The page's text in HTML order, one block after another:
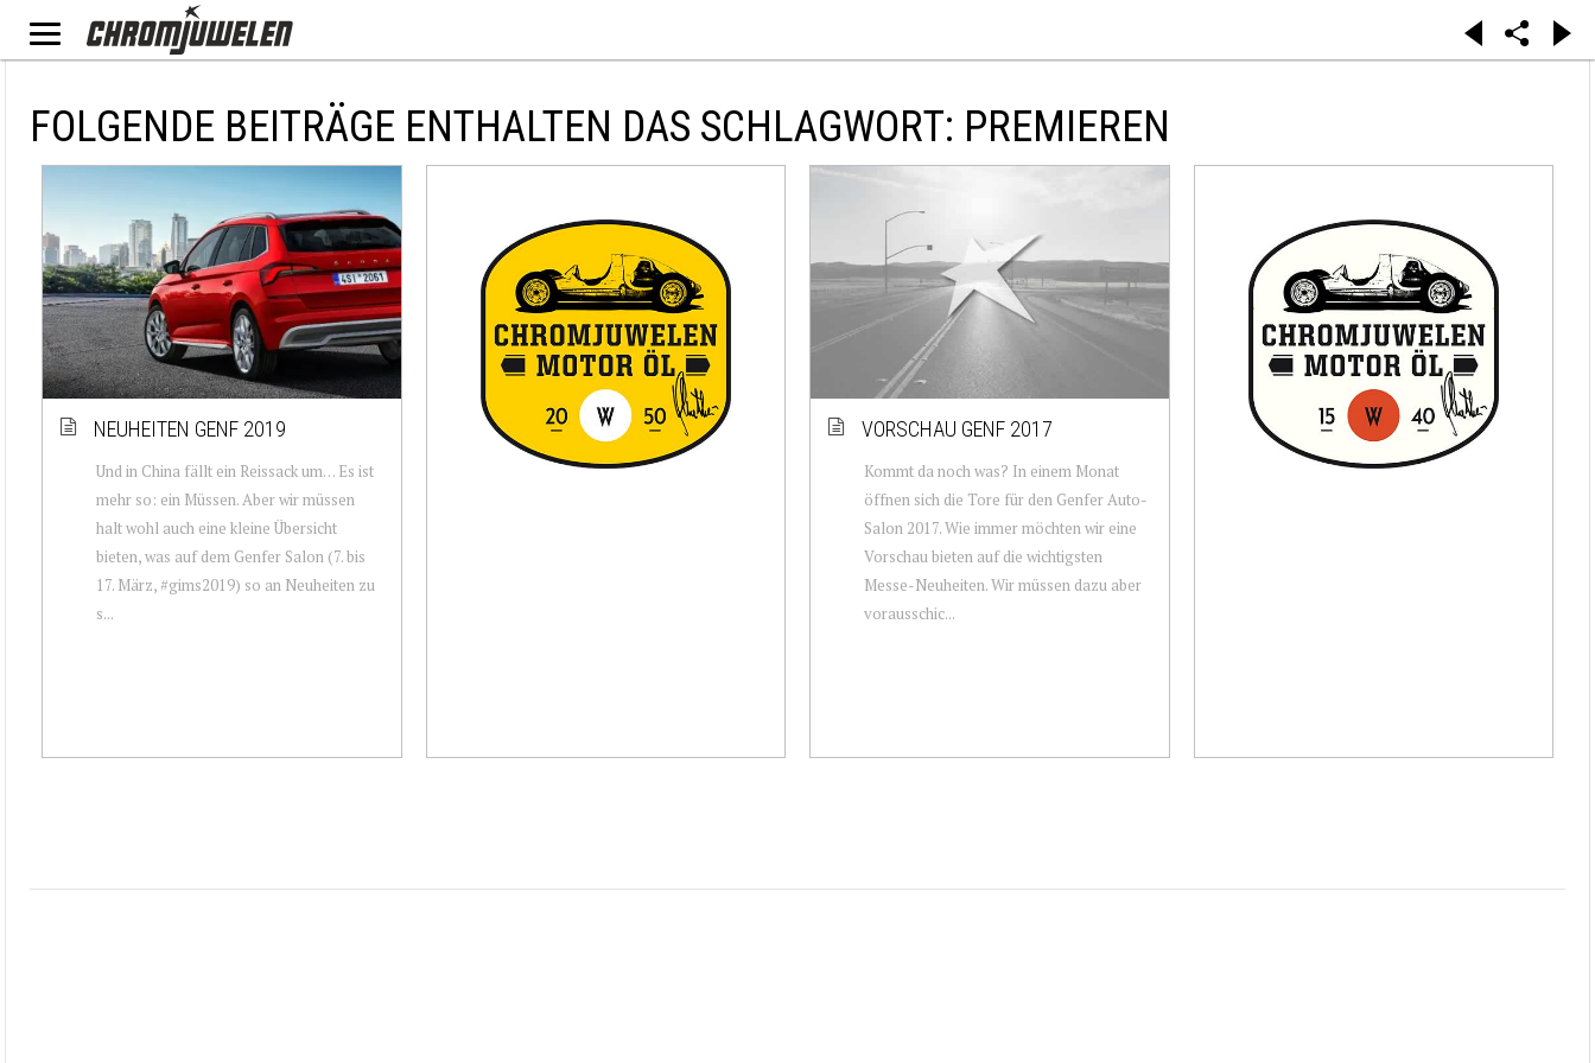
FOLGENDE BEITRÄGE ENTHALTEN DAS SCHLAGWORT: PREMIEREN
NEUHEITEN GENF 2019
Und in China fällt ein Reissack um… Es ist
mehr so: ein Müssen. Aber wir müssen
halt wohl auch eine kleine Übersicht
bieten, was auf dem Genfer Salon (7. bis
17. März, #gims2019) so an Neuheiten zu
s...
VORSCHAU GENF 2017
Kommt da noch was? In einem Monat
öffnen sich die Tore für den Genfer Auto-
Salon 2017. Wie immer möchten wir eine
Vorschau bieten auf die wichtigsten
Messe-Neuheiten. Wir müssen dazu aber
vorausschic...